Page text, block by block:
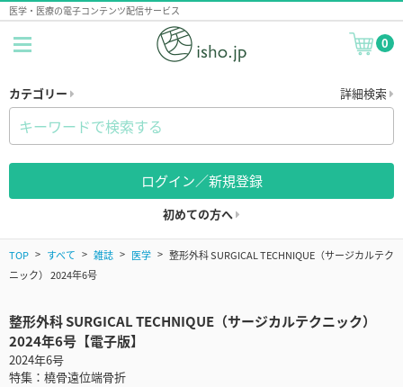
医学・医療の電子コンテンツ配信サービス
0
カテゴリー 詳細検索
ログイン／新規登録
初めての方へ
TOP すべて 雑誌 医学
整形外科 SURGICAL TECHNIQUE（サージカルテク
ニック） 2024年6号
整形外科 SURGICAL TECHNIQUE（サージカルテクニック）
2024年6号【電子版】
2024年6号
特集：橈骨遠位端骨折